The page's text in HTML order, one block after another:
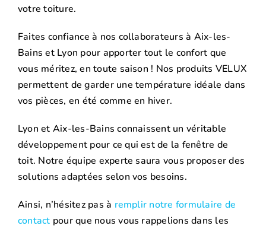
votre toiture.
Faites confiance à nos collaborateurs à Aix-les-
Bains et Lyon pour apporter tout le confort que
vous méritez, en toute saison ! Nos produits VELUX
permettent de garder une température idéale dans
vos pièces, en été comme en hiver.
Lyon et Aix-les-Bains connaissent un véritable
développement pour ce qui est de la fenêtre de
toit. Notre équipe experte saura vous proposer des
solutions adaptées selon vos besoins.
Ainsi, n’hésitez pas à remplir notre formulaire de
contact pour que nous vous rappelions dans les